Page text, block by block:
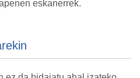
eskanerrek.